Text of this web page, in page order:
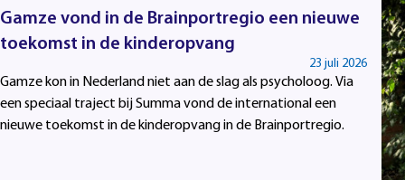
Gamze vond in de Brainportregio een nieuwe
toekomst in de kinderopvang
23 juli 2026
Gamze kon in Nederland niet aan de slag als psycholoog. Via
een speciaal traject bij Summa vond de international een
nieuwe toekomst in de kinderopvang in de Brainportregio.